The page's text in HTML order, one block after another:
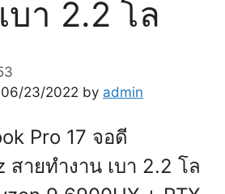
บา 2.2 โล
23/2022 by admin
Pro 17 จอดี
สายทำงาน เบา 2.2 โล